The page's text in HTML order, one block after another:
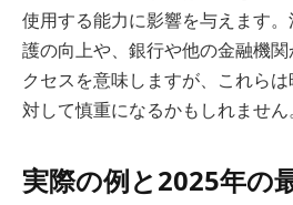
使用する能力に影響を与えます
護の向上や、銀行や他の金融機
クセスを意味しますが、これら
対して慎重になるかもしれません。
実際の例と2025年の